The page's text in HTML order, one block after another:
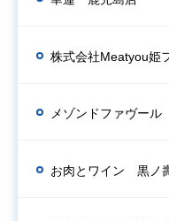
株式会社Meatyou姫
メゾンドファヴール
お肉とワイン 黒ノ